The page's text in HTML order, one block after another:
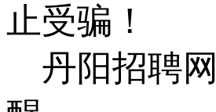
止受骗！
丹阳招聘